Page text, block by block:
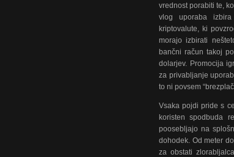
vrednost porabiti te,
vlog uporaba
kriptovalute, ki
morajo izbirati
bančni račun takoj
dolarjev. Promocija
za privabljanje
to ni povsem
Vsaka pojdi pride s
koristen spodbuda
poosebljajo na
dohodek. Od meter
za obstati